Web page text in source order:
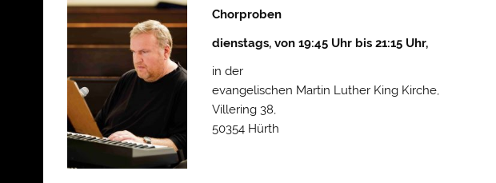
Chorproben
dienstags, von 19:45 Uhr bis 21:15 Uhr,
in der
evangelischen Martin Luther King Kirche,
Villering 38,
50354 Hürth